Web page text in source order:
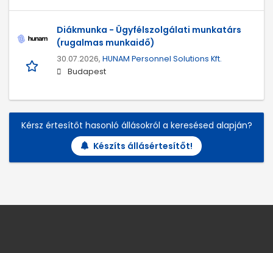
Diákmunka - Ügyfélszolgálati munkatárs
(rugalmas munkaidő)
30.07.2026, HUNAM Personnel Solutions Kft.
Budapest
Kérsz értesítőt hasonló állásokról a keresésed alapján?
Készíts állásértesítőt!